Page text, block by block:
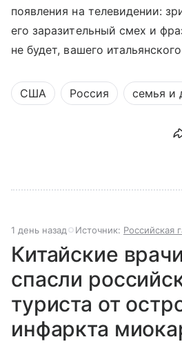
появления на телевидении:
его заразительный смех и
не будет, вашего
США Россия семья и
1 день назад Источник: Российская
Китайские
спасли
туриста от
инфаркта